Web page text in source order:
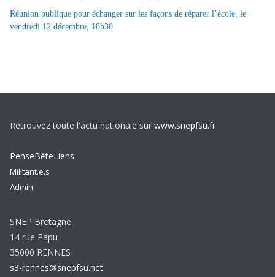
Réunion publique pour échanger sur les façons de réparer l’école, le
vendredi 12 décembre, 18h30
Retrouvez toute l'actu nationale sur www.snepfsu.fr
PenseBêteLiens
Militant.e.s
Admin
SNEP Bretagne
14 rue Papu
35000 RENNES
s3-rennes@snepfsu.net